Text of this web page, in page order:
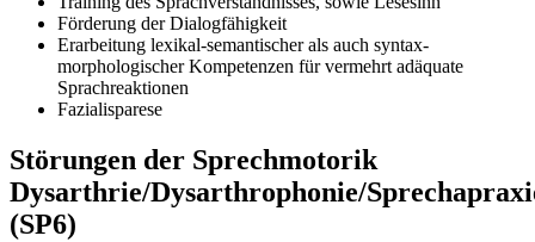
Förderung der Dialogfähigkeit
Erarbeitung lexikal-semantischer als auch syntax-
morphologischer Kompetenzen für vermehrt adäquate
Sprachreaktionen
Fazialisparese
Störungen der Sprechmotorik
Dysarthrie/Dysarthrophonie/
(SP6)